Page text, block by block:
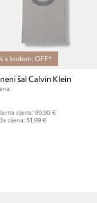
s kodom: OFF*
šal Calvin Klein
cijena: 99,90 €
cijena: 51,99 €